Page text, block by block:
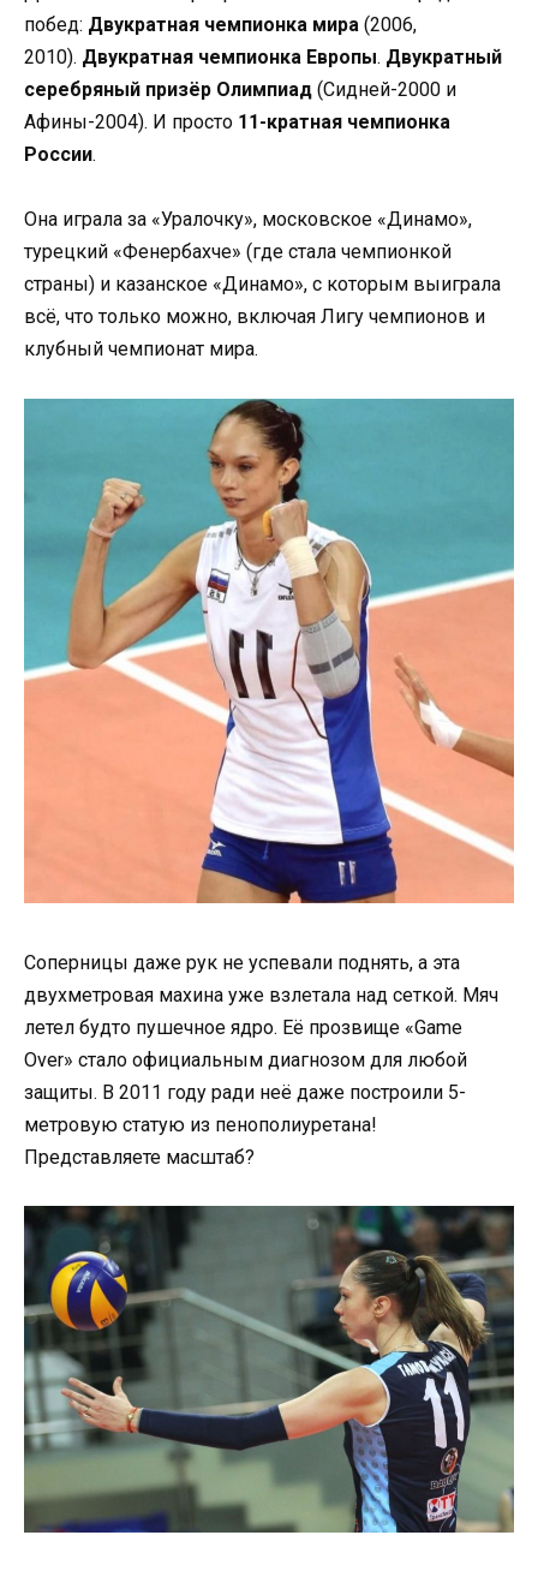
побед: Двукратная чемпионка мира (2006,
2010). Двукратная чемпионка Европы. Двукратный
серебряный призёр Олимпиад (Сидней-2000 и
Афины-2004). И просто 11-кратная чемпионка
России.
Она играла за «Уралочку», московское «Динамо»,
турецкий «Фенербахче» (где стала чемпионкой
страны) и казанское «Динамо», с которым выиграла
всё, что только можно, включая Лигу чемпионов и
клубный чемпионат мира.
Соперницы даже рук не успевали поднять, а эта
двухметровая махина уже взлетала над сеткой. Мяч
летел будто пушечное ядро. Её прозвище «Game
Over» стало официальным диагнозом для любой
защиты. В 2011 году ради неё даже построили 5-
метровую статую из пенополиуретана!
Представляете масштаб?